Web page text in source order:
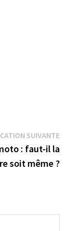
SUIVANTE
: faut-il la
soit même ?